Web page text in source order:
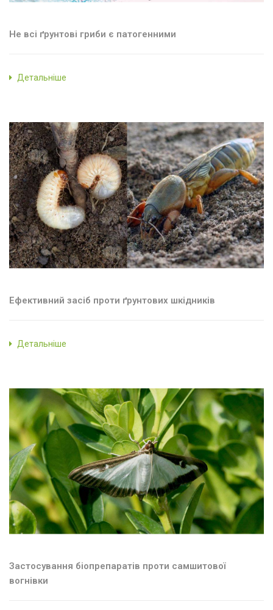
Не всі ґрунтові гриби є патогенними
Детальніше
Ефективний засіб проти ґрунтових шкідників
Детальніше
Застосування біопрепаратів проти самшитової
вогнівки